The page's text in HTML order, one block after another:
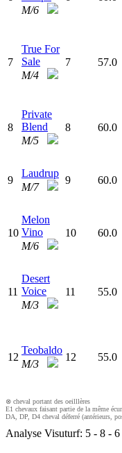
M/6
7
True For
Sale
M/4
7 57.0
8
Private
Blend
M/5
8 60.0
9
Laudrup
M/7
9 60.0
10
Melon
Vino
M/6
10 60.0
11
Desert
Voice
M/3
11 55.0
12
Teobaldo
M/3
12 55.0
⊗ cheval portant des oeilllères
E1 chevaux faisant partie de la même
DA, DP, D4 cheval déferré (antérieurs,
Analyse Visuturf: 5 - 8 - 6